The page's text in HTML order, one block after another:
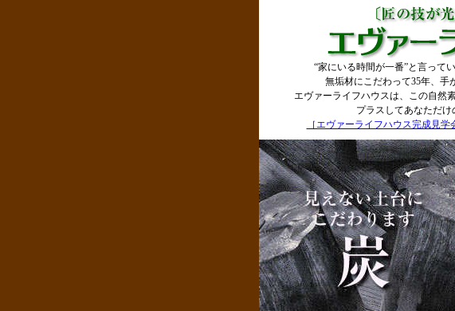
“家にいる時間が一番”と言って
無垢材にこだわって35年、手
エヴァーライフハウスは、この自然
プラスしてあなただけ
［エヴァーライフハウス完成見学